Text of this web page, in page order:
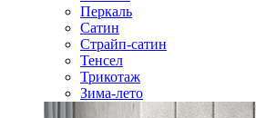
Перкаль
Сатин
Страйп-сатин
Тенсел
Трикотаж
Зима-лето